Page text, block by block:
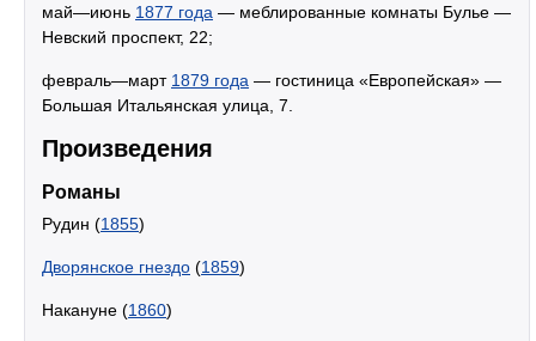
май—июнь 1877 года — меблированные комнаты Булье —
Невский проспект, 22;
февраль—март 1879 года — гостиница «Европейская» —
Большая Итальянская улица, 7.
Произведения
Романы
Рудин (1855)
Дворянское гнездо (1859)
Накануне (1860)